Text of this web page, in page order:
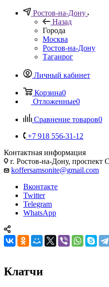
Ростов-на-Дону
Назад
Города
Москва
Ростов-на-Дону
Таганрог
Личный кабинет
Корзина0
Отложенные0
Сравнение товаров0
+7 918 556-31-12
Контактная информация
г. Ростов-на-Дону, проспект
koffersamsonite@gmail.com
Вконтакте
Twitter
Telegram
WhatsApp
Клатчи